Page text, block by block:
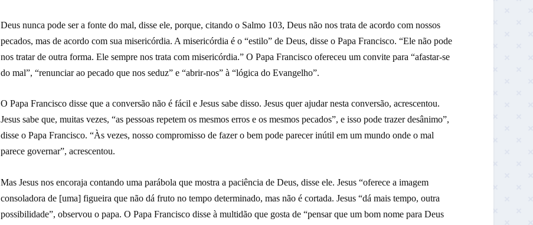
Deus nunca pode ser a fonte do mal, disse ele, porque, citando o Salmo 103, Deus não nos trata de acordo com nossos
pecados, mas de acordo com sua misericórdia. A misericórdia é o “estilo” de Deus, disse o Papa Francisco. “Ele não pode
nos tratar de outra forma. Ele sempre nos trata com misericórdia.” O Papa Francisco ofereceu um convite para “afastar-se
do mal”, “renunciar ao pecado que nos seduz” e “abrir-nos” à “lógica do Evangelho”.
O Papa Francisco disse que a conversão não é fácil e Jesus sabe disso. Jesus quer ajudar nesta conversão, acrescentou.
Jesus sabe que, muitas vezes, “as pessoas repetem os mesmos erros e os mesmos pecados”, e isso pode trazer desânimo”,
disse o Papa Francisco. “Às vezes, nosso compromisso de fazer o bem pode parecer inútil em um mundo onde o mal
parece governar”, acrescentou.
Mas Jesus nos encoraja contando uma parábola que mostra a paciência de Deus, disse ele. Jesus “oferece a imagem
consoladora de [uma] figueira que não dá fruto no tempo determinado, mas não é cortada. Jesus “dá mais tempo, outra
possibilidade”, observou o papa. O Papa Francisco disse à multidão que gosta de “pensar que um bom nome para Deus